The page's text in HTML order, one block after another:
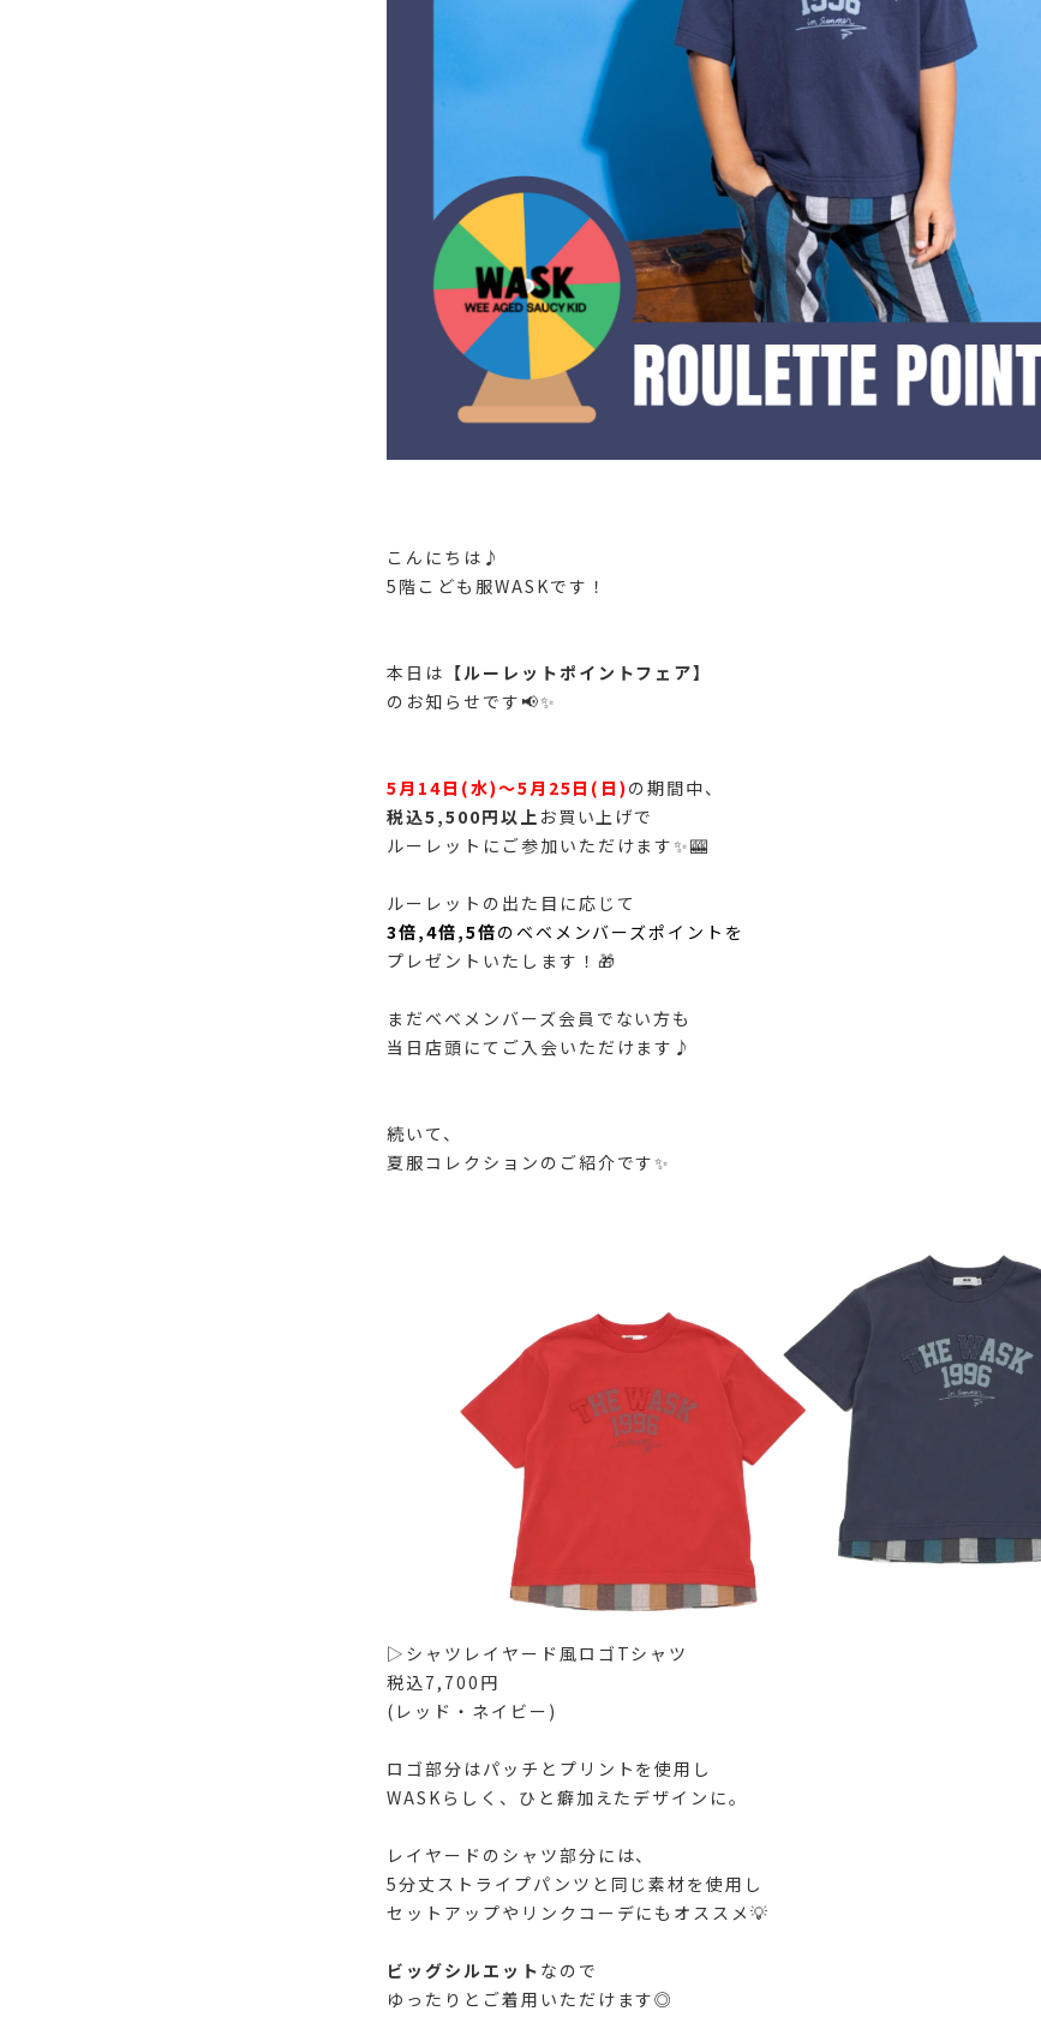
こんにちは♪
5階こども服WASKです！
本日は 【ルーレットポイントフェア】
のお知らせです📢✨
5月14日(水)〜5月25日(日) の期間中、
税込5,500円以上 お買い上げで
ルーレットにご参加いただけます✨🎰
ルーレットの出た目に応じて
3倍,4倍,5倍のベベメンバーズポイントを
プレゼントいたします！🎁
まだベベメンバーズ会員でない方も
当日店頭にてご入会いただけます♪
続いて、
夏服コレクションのご紹介です✨
▷シャツレイヤード風ロゴTシャツ
税込7,700円
(レッド・ネイビー)
ロゴ部分はパッチとプリントを使用し
WASKらしく、ひと癖加えたデザインに。
レイヤードのシャツ部分には、
5分丈ストライプパンツと同じ素材を使用し
セットアップやリンクコーデにもオススメ💡
ビッグシルエット なので
ゆったりとご着用いただけます◎